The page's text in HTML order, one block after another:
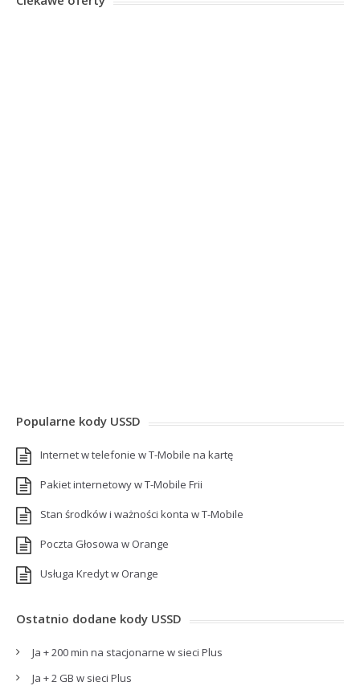
Popularne kody USSD
Internet w telefonie w T-Mobile na kartę
Pakiet internetowy w T-Mobile Frii
Stan środków i ważności konta w T-Mobile
Poczta Głosowa w Orange
Usługa Kredyt w Orange
Ostatnio dodane kody USSD
Ja + 200 min na stacjonarne w sieci Plus
Ja + 2 GB w sieci Plus